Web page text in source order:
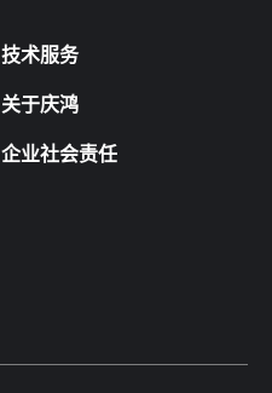
技术服务
关于庆鸿
企业社会责任